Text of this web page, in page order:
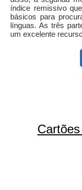
índice remissivo
básicos para
línguas. As três
um excelente